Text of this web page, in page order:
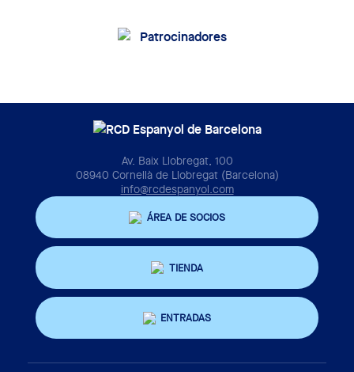
Av. Baix Llobregat, 100
08940 Cornellà de Llobregat (Barcelona)
info@rcdespanyol.com
ÁREA DE SOCIOS
TIENDA
ENTRADAS